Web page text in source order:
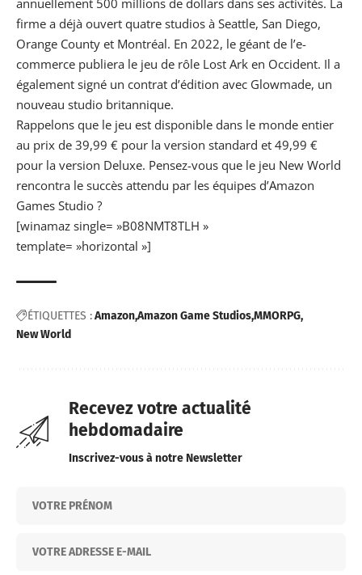
firme a déjà ouvert quatre studios à Seattle, San Diego,
Orange County et Montréal. En 2022, le géant de l’e-
commerce publiera le jeu de rôle Lost Ark en Occident. Il a
également signé un contrat d’édition avec Glowmade, un
nouveau studio britannique.
Rappelons que le jeu est disponible dans le monde entier
au prix de 39,99 € pour la version standard et 49,99 €
pour la version Deluxe. Pensez-vous que le jeu New World
rencontra le succès attendu par les équipes d’Amazon
Games Studio ?
[winamaz single= »B08NMT8TLH »
template= »horizontal »]
ÉTIQUETTES :AmazonAmazon Game StudiosMMORPG
New World
Recevez votre actualité
hebdomadaire
Inscrivez-vous à notre Newsletter